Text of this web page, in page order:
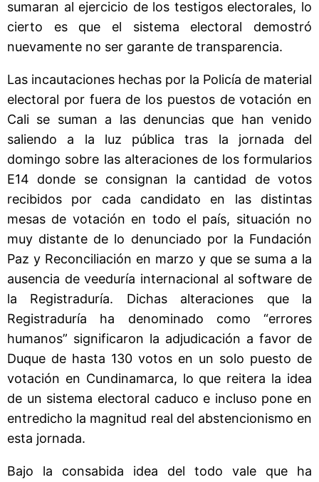
sumaran al ejercicio de los testigos electorales, lo
cierto es que el sistema electoral demostró
nuevamente no ser garante de transparencia.
Las incautaciones hechas por la Policía de material
electoral por fuera de los puestos de votación en
Cali se suman a las denuncias que han venido
saliendo a la luz pública tras la jornada del
domingo sobre las alteraciones de los formularios
E14 donde se consignan la cantidad de votos
recibidos por cada candidato en las distintas
mesas de votación en todo el país, situación no
muy distante de lo denunciado por la Fundación
Paz y Reconciliación en marzo y que se suma a la
ausencia de veeduría internacional al software de
la Registraduría. Dichas alteraciones que la
Registraduría ha denominado como “errores
humanos” significaron la adjudicación a favor de
Duque de hasta 130 votos en un solo puesto de
votación en Cundinamarca, lo que reitera la idea
de un sistema electoral caduco e incluso pone en
entredicho la magnitud real del abstencionismo en
esta jornada.
Bajo la consabida idea del todo vale que ha